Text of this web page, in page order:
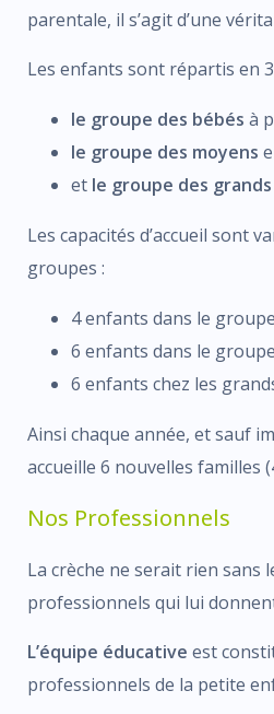
parentale, il s’agit d’une
Les enfants sont répartis en
le groupe des bébés à
le groupe des moyens
et le groupe des grands
Les capacités d’accueil sont
groupes :
4 enfants dans le
6 enfants dans le
6 enfants chez les
Ainsi chaque année, et sauf
accueille 6 nouvelles familles
Nos Professionnels
La crèche ne serait rien sans
professionnels qui lui
L’équipe éducative est
professionnels de la petite